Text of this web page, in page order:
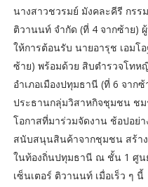
นางสาวชวรมย์ มังคละคีรี กรร
ติวานนท์ จำกัด (ที่ 4 จากซ้าย)
ให้การต้อนรับ นายอารุช เอมโ
ซ้าย) พร้อมด้วย สิบตำรวจโท
อำเภอเมืองปทุมธานี (ที่ 6 จา
ประธานกลุ่มวิสาหกิจชุมชน ช
โอกาสที่มาร่วมจัดงาน ช้อปอย่
สนับสนุนสินค้าจากชุมชน สร้าง
ในท้องถิ่นปทุมธานี ณ ชั้น 1 ศูน
เซ็นเตอร์ ติวานนท์ เมื่อเร็ว ๆ นี้